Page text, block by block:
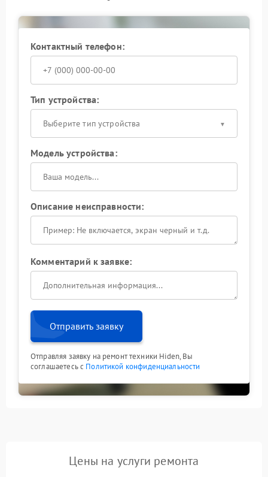
поведении схемы.
вернуть ИБП к устойчивой работе и избежать
дополнительных затрат.
Контактный телефон:
Тип устройства:
Выберите тип устройства
Модель устройства:
Описание неисправности:
Комментарий к заявке:
Отправить заявку
Отправляя заявку на ремонт техники Hiden, Вы
соглашаетесь с Политикой конфиденциальности
Цены на услуги ремонта